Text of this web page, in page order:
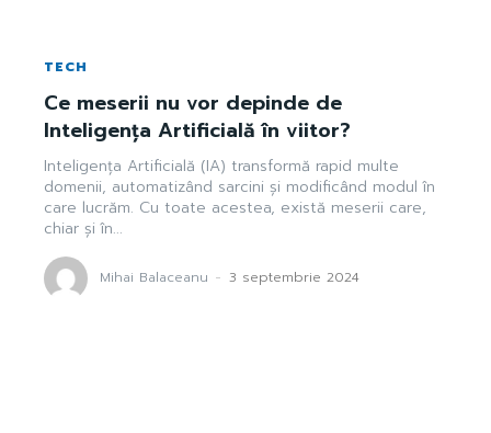
TECH
Ce meserii nu vor depinde de
Inteligența Artificială în viitor?
Inteligența Artificială (IA) transformă rapid multe
domenii, automatizând sarcini și modificând modul în
care lucrăm. Cu toate acestea, există meserii care,
chiar și în...
Mihai Balaceanu - 3 septembrie 2024